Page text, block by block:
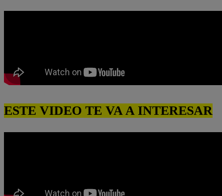
ESTE VIDEO TE VA A INTERESAR